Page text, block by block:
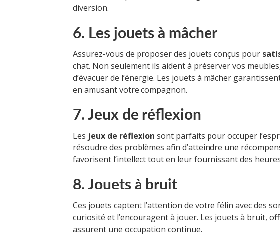
diversion.
6. Les jouets à mâcher
Assurez-vous de proposer des jouets conçus pour
chat. Non seulement ils aident à préserver vos
d’évacuer de l’énergie. Les jouets à mâcher
en amusant votre compagnon.
7. Jeux de réflexion
Les jeux de réflexion sont parfaits pour occuper
résoudre des problèmes afin d’atteindre une
favorisent l’intellect tout en leur fournissant des
8. Jouets à bruit
Ces jouets captent l’attention de votre félin avec des
curiosité et l’encouragent à jouer. Les jouets à bruit,
assurent une occupation continue.